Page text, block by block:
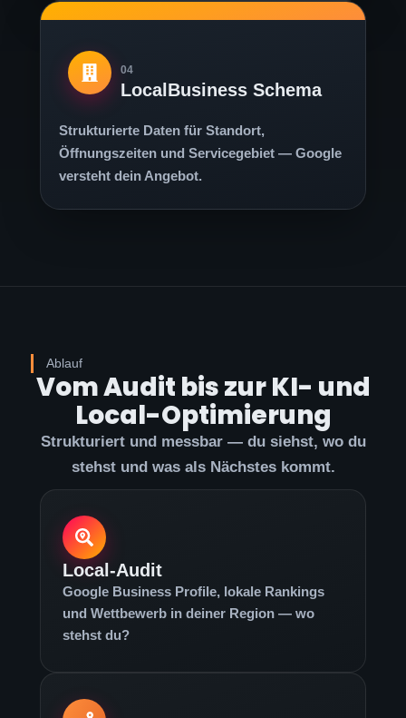
04
LocalBusiness Schema
Strukturierte Daten für Standort,
Öffnungszeiten und Servicegebiet — Google
versteht dein Angebot.
Ablauf
Vom Audit bis zur KI- und
Local-Optimierung
Strukturiert und messbar — du siehst, wo du
stehst und was als Nächstes kommt.
Local-Audit
Google Business Profile, lokale Rankings
und Wettbewerb in deiner Region — wo
stehst du?